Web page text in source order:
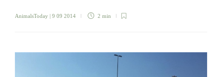
AnimalsToday | 9 09 2014 2 min